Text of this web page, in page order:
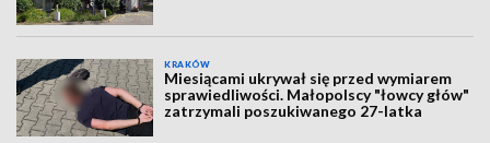
KRAKÓW
Miesiącami ukrywał się przed wymiarem
sprawiedliwości. Małopolscy "łowcy głów"
zatrzymali poszukiwanego 27-latka